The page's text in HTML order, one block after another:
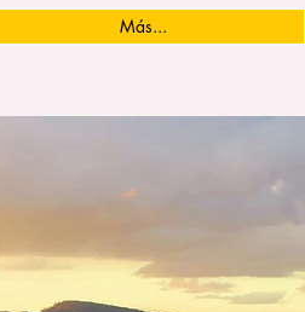
Más...